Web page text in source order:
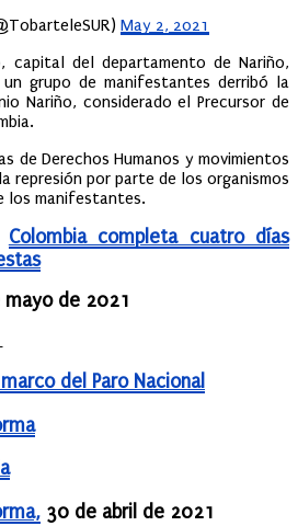
May 2, 2021
capital del departamento de Nariño,
grupo de manifestantes derribó la
Nariño, considerado el Precursor de
de Derechos Humanos y movimientos
represión por parte de los organismos
los manifestantes.
Colombia completa cuatro días
de 2021
del Paro Nacional
30 de abril de 2021